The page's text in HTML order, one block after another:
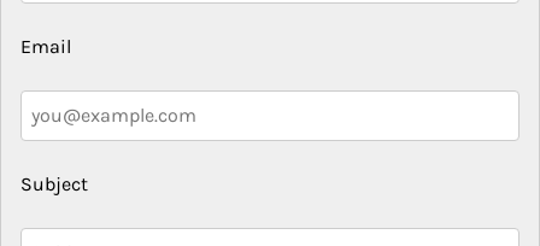
Email
Subject